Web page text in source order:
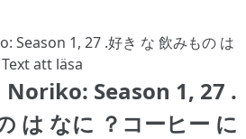
Season 1, 27 .
は なに ？コーヒー に